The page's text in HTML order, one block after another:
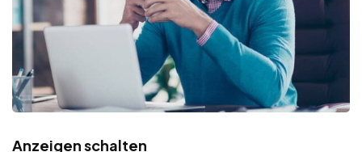
Anzeigen schalten